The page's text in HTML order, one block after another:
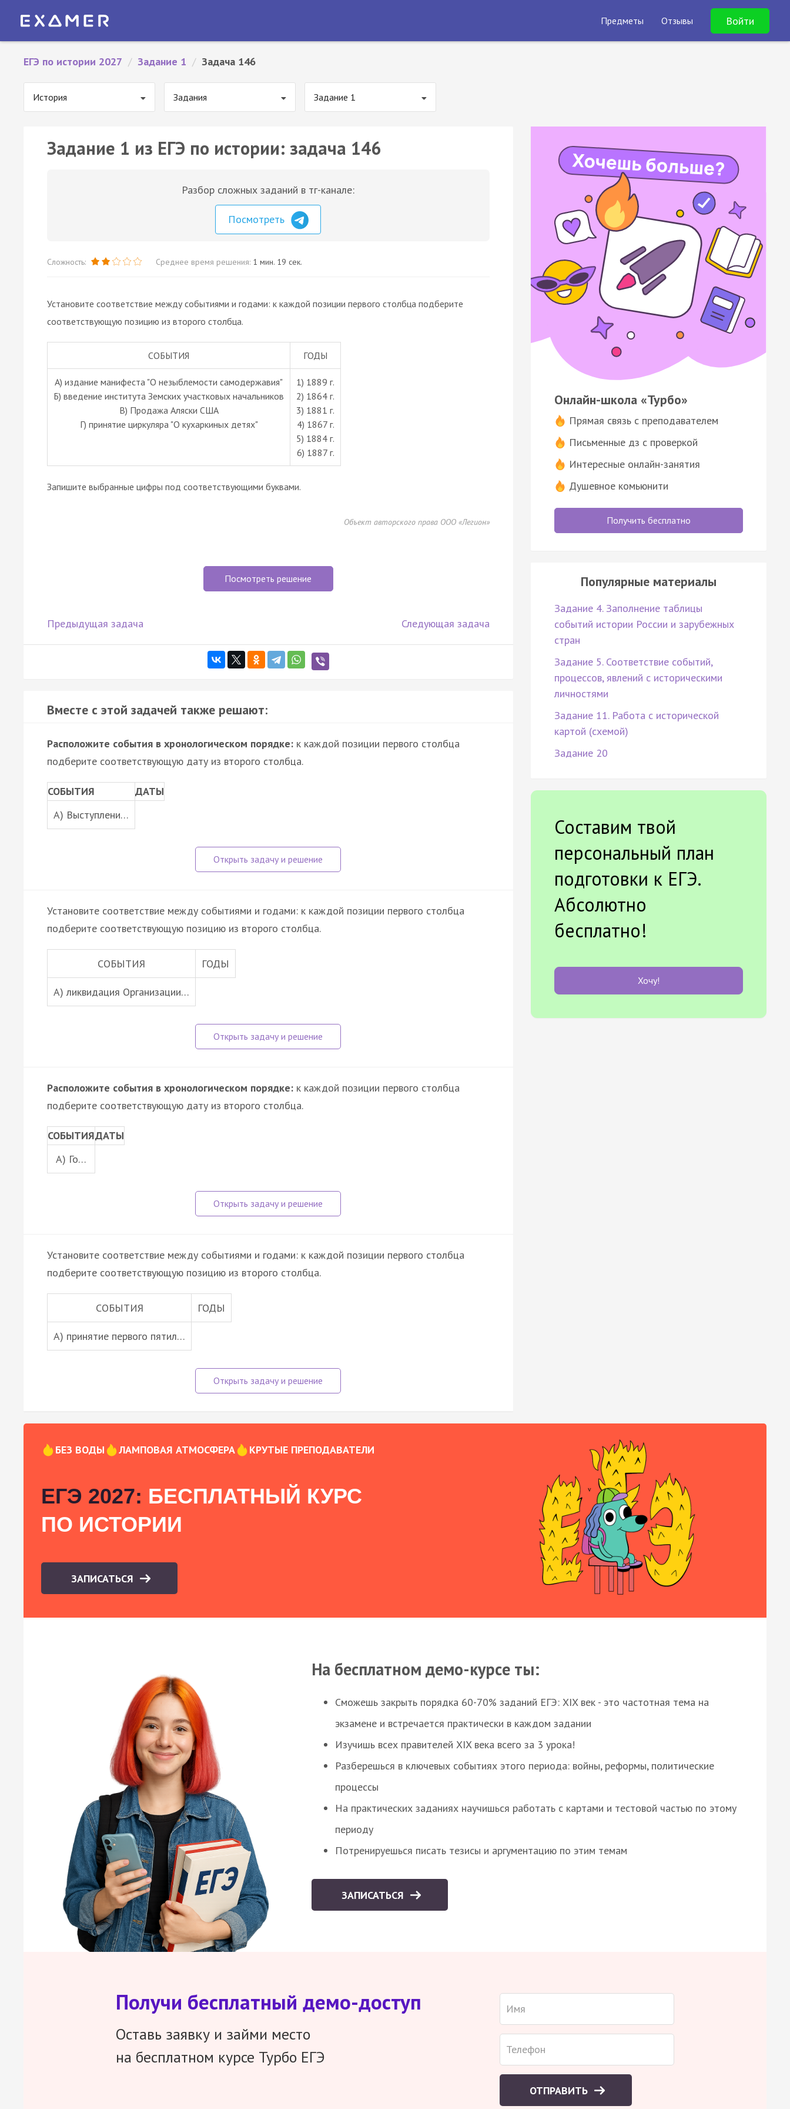
Предметы Отзывы Войти
ЕГЭ по истории 2027 / Задание 1 / Задача 146
История Задания Задание 1
Задание 1 из ЕГЭ по истории: задача 146
Разбор сложных заданий в тг-канале:
Посмотреть
Сложность: Среднее время решения: 1 мин. 19 сек.
Установите соответствие между событиями и годами: к каждой позиции первого столбца подберите
соответствующую позицию из второго столбца.
СОБЫТИЯ ГОДЫ
А) издание манифеста "О незыблемости самодержавия"
Б) введение института Земских участковых начальников
В) Продажа Аляски США
Г) принятие циркуляра "О кухаркиных детях"
1) 1889 г.
2) 1864 г.
3) 1881 г.
4) 1867 г.
5) 1884 г.
6) 1887 г.
Запишите выбранные цифры под соответствующими буквами.
Объект авторского права ООО «Легион»
Посмотреть решение
Предыдущая задача Следующая задача
Вместе с этой задачей также решают:
Расположите события в хронологическом порядке: к каждой позиции первого столбца
подберите соответствующую дату из второго столбца.
СОБЫТИЯ
ДАТЫ
A) Выступлени…
Установите соответствие между событиями и годами: к каждой позиции первого столбца
подберите соответствующую позицию из второго столбца.
СОБЫТИЯ ГОДЫ
A) ликвидация Организации…
Расположите события в хронологическом порядке: к каждой позиции первого столбца
подберите соответствующую дату из второго столбца.
СОБЫТИЯДАТЫ
A) Го…
Установите соответствие между событиями и годами: к каждой позиции первого столбца
подберите соответствующую позицию из второго столбца.
СОБЫТИЯ ГОДЫ
А) принятие первого пятил…
Онлайн-школа «Турбо»
Прямая связь с преподавателем
Письменные дз с проверкой
Интересные онлайн-занятия
Душевное комьюнити
Получить бесплатно
Популярные материалы
Задание 4. Заполнение таблицы
событий истории России и зарубежных
стран
Задание 5. Соответствие событий,
процессов, явлений с историческими
личностями
Задание 11. Работа с исторической
картой (схемой)
Задание 20
Составим твой
персональный план
подготовки к ЕГЭ.
Абсолютно
бесплатно!
Хочу!
БЕЗ ВОДЫ ЛАМПОВАЯ АТМОСФЕРА КРУТЫЕ ПРЕПОДАВАТЕЛИ
ЕГЭ 2027: БЕСПЛАТНЫЙ КУРС
ПО ИСТОРИИ
ЗАПИСАТЬСЯ
На бесплатном демо-курсе ты:
Сможешь закрыть порядка 60-70% заданий ЕГЭ: XIX век - это частотная тема на
экзамене и встречается практически в каждом задании
Изучишь всех правителей XIX века всего за 3 урока!
Разберешься в ключевых событиях этого периода: войны, реформы, политические
процессы
На практических заданиях научишься работать с картами и тестовой частью по этому
периоду
Потренируешься писать тезисы и аргументацию по этим темам
ЗАПИСАТЬСЯ
Получи бесплатный демо-доступ
Оставь заявку и займи место
на бесплатном курсе Турбо ЕГЭ
ОТПРАВИТЬ